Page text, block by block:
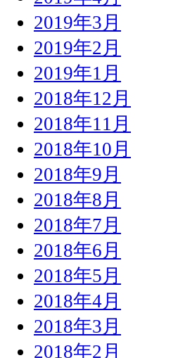
2019年3月
2019年2月
2019年1月
2018年12月
2018年11月
2018年10月
2018年9月
2018年8月
2018年7月
2018年6月
2018年5月
2018年4月
2018年3月
2018年2月